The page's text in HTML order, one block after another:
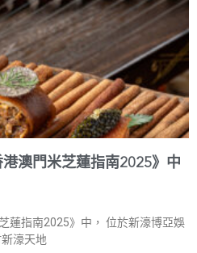
澳門米芝蓮指南2025》中
蓮指南2025》中， 位於新濠博亞娛
濠天地